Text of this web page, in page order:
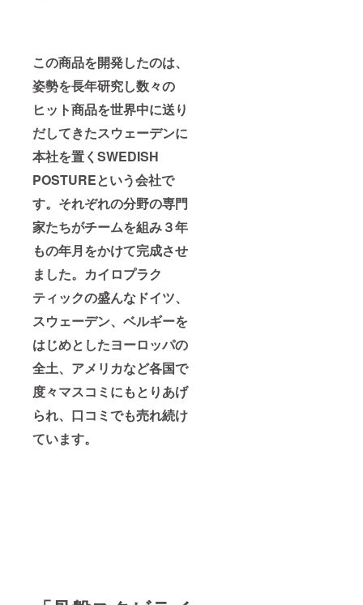
この商品を開発したのは、
姿勢を長年研究し数々の
ヒット商品を世界中に送り
だしてきたスウェーデンに
本社を置くSWEDISH
POSTUREという会社で
す。それぞれの分野の専門
家たちがチームを組み３年
もの年月をかけて完成させ
ました。カイロプラク
ティックの盛んなドイツ、
スウェーデン、ベルギーを
はじめとしたヨーロッパの
全土、アメリカなど各国で
度々マスコミにもとりあげ
られ、口コミでも売れ続け
ています。